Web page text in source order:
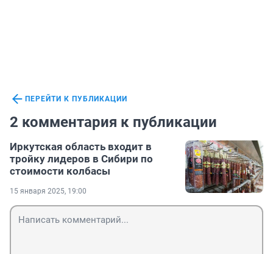
ПЕРЕЙТИ К ПУБЛИКАЦИИ
2 комментария к публикации
Иркутская область входит в
тройку лидеров в Сибири по
стоимости колбасы
15 января 2025, 19:00